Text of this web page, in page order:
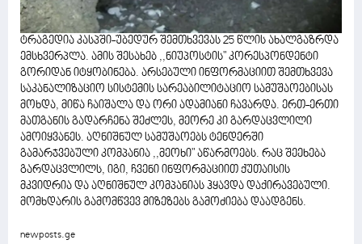
ტრაგედია კასპში-უბედურ შემთხვევას 25 წლის ახალგაზრდა
ემსხვერპლა. ამის შესახებ ,,ნიუპოსტის" კორესპონდენტი
გორიდან იტყობინება. არსებული ინფორმაციით შემთხვევა
საკანალიზაციო სისტემის სარეაბილიტაციო სამუშაოებისას
მოხდა, მიწა ჩაიშალა და ორი ადამიანი ჩავარდა. ერთ-ერთი
მათგანის გადარჩენა შეძლეს, მეორე კი გარდაცვლილი
ამოიყვანეს. აღნიშნულ სამუშაოებს ტენდერში
გამარჯვებული კომპანია ,,მეოხი" აწარმოებს. რაც შეეხება
გარდაცვლილს, იგი, ჩვენი ინფორმაციით ქუთაისის
მკვიდრია და აღნიშნულ კომპანიას ჰყავდა დაქირავებული.
მომხდარის გამომწვევ მიზეზებს გამოძიება დაადგენს.
newposts.ge